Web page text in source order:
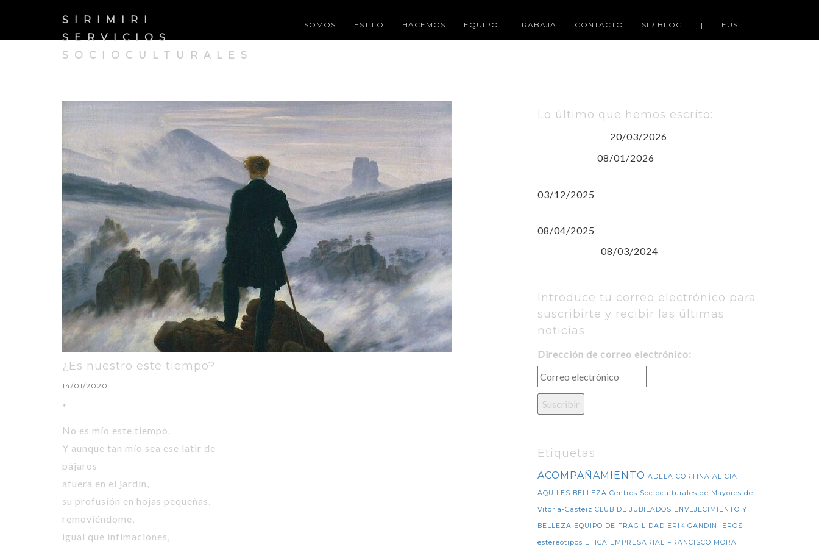
SIRIMIRI
SERVICIOS
SOCIOCULTURALES
SOMOS ESTILO HACEMOS EQUIPO TRABAJA CONTACTO SIRIBLOG | EUS
¿Es nuestro este tiempo?
14/01/2020
*
No es mío este tiempo.
Y aunque tan mío sea ese latir de
pájaros
afuera en el jardín,
su profusión en hojas pequeñas,
removiéndome,
igual que intimaciones,
Lo último que hemos escrito:
20/03/2026
08/01/2026
03/12/2025
08/04/2025
08/03/2024
Introduce tu correo electrónico para
suscribirte y recibir las últimas
noticias:
Dirección de correo electrónico:
Etiquetas
ACOMPAÑAMIENTO ADELA CORTINA ALICIA
AQUILES BELLEZA Centros Socioculturales de Mayores de
Vitoria-Gasteiz CLUB DE JUBILADOS ENVEJECIMIENTO Y
BELLEZA EQUIPO DE FRAGILIDAD ERIK GANDINI EROS
estereotipos ETICA EMPRESARIAL FRANCISCO MORA